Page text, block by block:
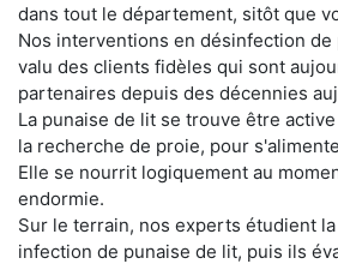
dans tout le département, sitôt que
Nos interventions en désinfection de
valu des clients fidèles qui sont
partenaires depuis des décennies
La punaise de lit se trouve être
la recherche de proie, pour
Elle se nourrit logiquement au
endormie.
Sur le terrain, nos experts étudient
infection de punaise de lit, puis ils